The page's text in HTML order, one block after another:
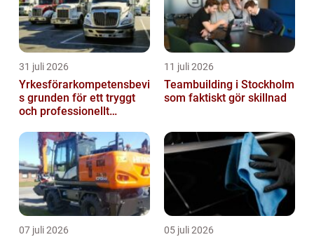
31 juli 2026
Yrkesförarkompetensbevi
s grunden för ett tryggt
och professionellt
11 juli 2026
Teambuilding i Stockholm
som faktiskt gör skillnad
07 juli 2026 05 juli 2026